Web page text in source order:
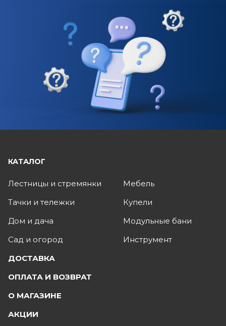
КАТАЛОГ
Лестницы и стремянки
Тачки и тележки
Дом и дача
Сад и огород
Мебель
Купели
Модульные бани
Инструмент
ДОСТАВКА
ОПЛАТА И ВОЗВРАТ
О МАГАЗИНЕ
АКЦИИ